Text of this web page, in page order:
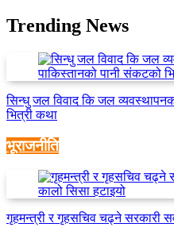
Trending News
सिन्धु जल विवाद कि जल
भित्री कथा
भूराजनीति
गृहमन्त्री र गृहसचिव चढ्ने सरकारी